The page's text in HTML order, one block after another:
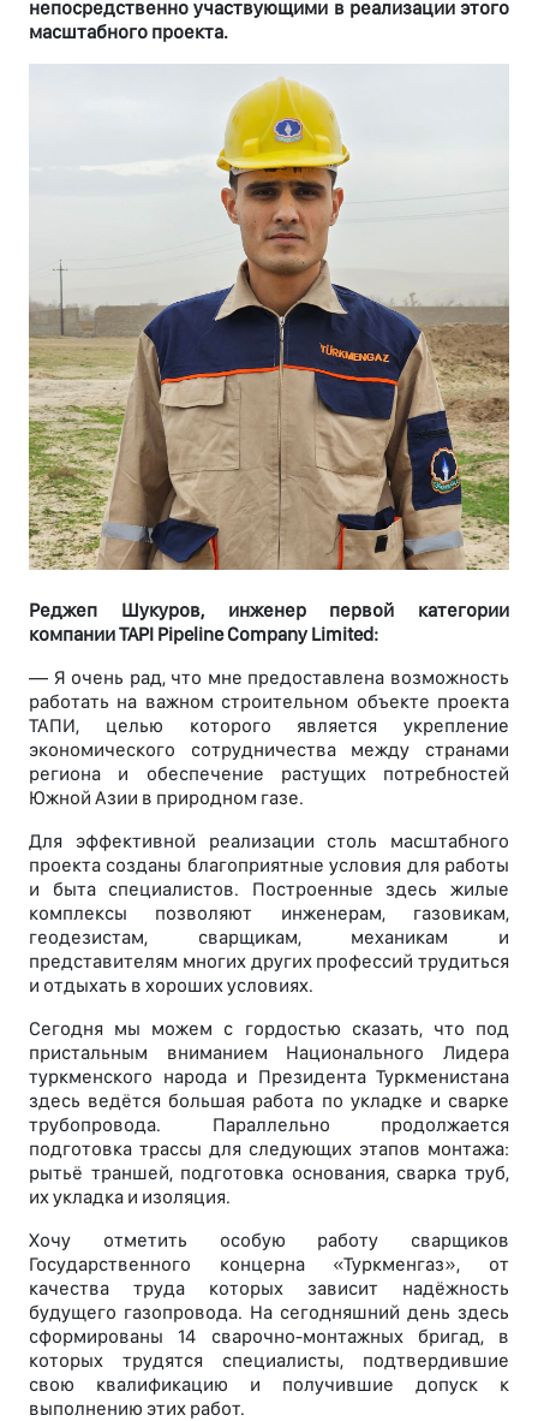
непосредственно участвующими в реализации этого
масштабного проекта.
Реджеп Шукуров, инженер первой категории
компании TAPI Pipeline Company Limited:
— Я очень рад, что мне предоставлена возможность
работать на важном строительном объекте проекта
ТАПИ, целью которого является укрепление
экономического сотрудничества между странами
региона и обеспечение растущих потребностей
Южной Азии в природном газе.
Для эффективной реализации столь масштабного
проекта созданы благоприятные условия для работы
и быта специалистов. Построенные здесь жилые
комплексы позволяют инженерам, газовикам,
геодезистам, сварщикам, механикам и
представителям многих других профессий трудиться
и отдыхать в хороших условиях.
Сегодня мы можем с гордостью сказать, что под
пристальным вниманием Национального Лидера
туркменского народа и Президента Туркменистана
здесь ведётся большая работа по укладке и сварке
трубопровода. Параллельно продолжается
подготовка трассы для следующих этапов монтажа:
рытьё траншей, подготовка основания, сварка труб,
их укладка и изоляция.
Хочу отметить особую работу сварщиков
Государственного концерна «Туркменгаз», от
качества труда которых зависит надёжность
будущего газопровода. На сегодняшний день здесь
сформированы 14 сварочно-монтажных бригад, в
которых трудятся специалисты, подтвердившие
свою квалификацию и получившие допуск к
выполнению этих работ.